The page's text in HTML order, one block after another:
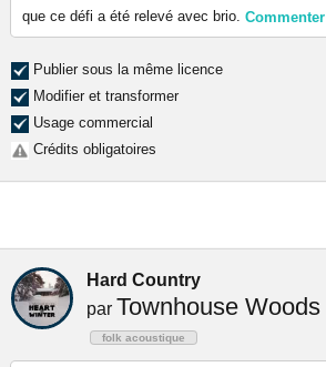
que ce défi a été relevé avec brio. Commenter
Publier sous la même licence
Modifier et transformer
Usage commercial
Crédits obligatoires
Hard Country
par Townhouse Woods
folk acoustique